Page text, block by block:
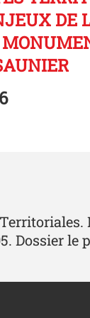
DE
Dossier le